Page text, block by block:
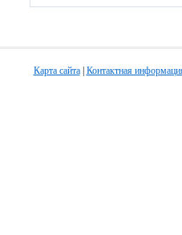
Карта сайта| Контактная